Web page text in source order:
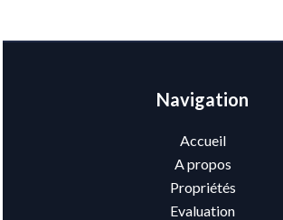
Navigation
Accueil
A propos
Propriétés
Evaluation